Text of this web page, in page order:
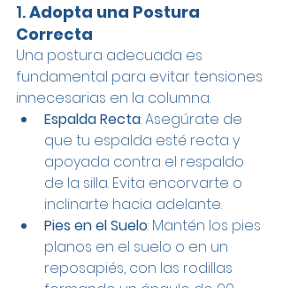
1. Adopta una Postura
Correcta
Una postura adecuada es
fundamental para evitar tensiones
innecesarias en la columna.
Espalda Recta: Asegúrate de
que tu espalda esté recta y
apoyada contra el respaldo
de la silla. Evita encorvarte o
inclinarte hacia adelante.
Pies en el Suelo: Mantén los pies
planos en el suelo o en un
reposapiés, con las rodillas